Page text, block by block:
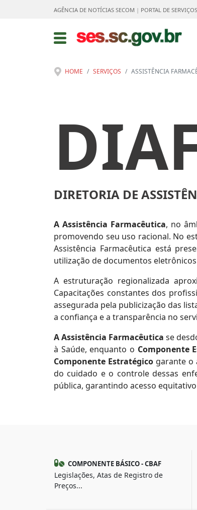
AGÊNCIA DE NOTÍCIAS SECOM | PORTAL DE
HOME SERVIÇOS ASSISTÊNCIA
DIRETORIA DE
A Assistência Farmacêutica, no
promovendo seu uso racional. No
Assistência Farmacêutica está
utilização de documentos
A estruturação regionalizada
Capacitações constantes dos
assegurada pela publicização das
a confiança e a transparência no
A Assistência Farmacêutica se
à Saúde, enquanto o Componente
Componente Estratégico garante o
do cuidado e o controle dessas
pública, garantindo acesso
COMPONENTE BÁSICO - CBAF
Legislações, Atas de Registro de
Preços...